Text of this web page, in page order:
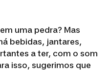
uma pedra? Mas
bebidas, jantares,
a ter, com o som
isso, sugerimos que